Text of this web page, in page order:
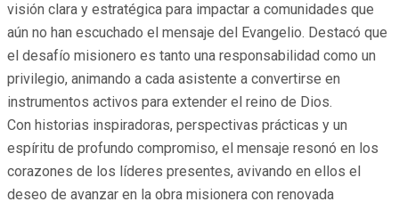
visión clara y estratégica para impactar a comunidades que
aún no han escuchado el mensaje del Evangelio. Destacó que
el desafío misionero es tanto una responsabilidad como un
privilegio, animando a cada asistente a convertirse en
instrumentos activos para extender el reino de Dios.
Con historias inspiradoras, perspectivas prácticas y un
espíritu de profundo compromiso, el mensaje resonó en los
corazones de los líderes presentes, avivando en ellos el
deseo de avanzar en la obra misionera con renovada